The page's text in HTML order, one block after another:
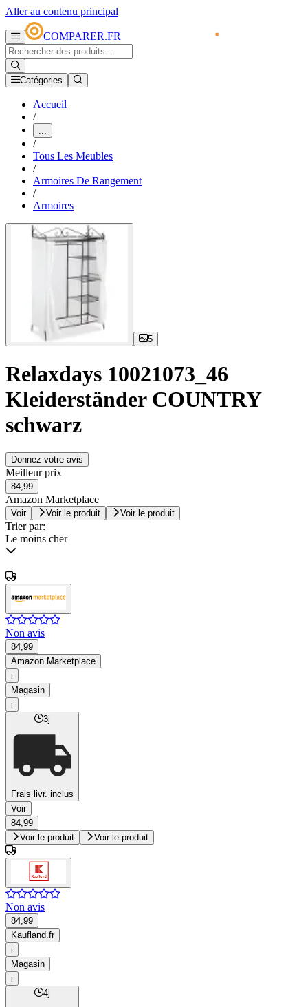
Aller au contenu principal
COMPARER.FR
Catégories
Accueil
/
...
/
Tous Les Meubles
/
Armoires De Rangement
/
Armoires
5
Relaxdays 10021073_46
Kleiderständer COUNTRY
schwarz
Donnez votre avis
Meilleur prix
84,99
Amazon Marketplace
Voir Voir le produit Voir le produit
Trier par:
Le moins cher
Non avis
84,99
Amazon Marketplace
i
Magasin
i
3j
Frais livr. inclus
Voir
84,99
Voir le produit
Voir le produit
Non avis
84,99
Kaufland.fr
i
Magasin
i
4j